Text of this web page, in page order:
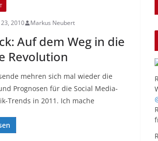
2010 Markus Neubert
Auf dem Weg in die
Revolution
mehren sich mal wieder die
Prognosen für die Social Media-
Trends in 2011. Ich mache